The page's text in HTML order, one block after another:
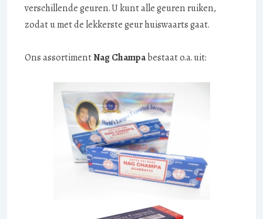
verschillende geuren. U kunt alle geuren ruiken,
zodat u met de lekkerste geur huiswaarts gaat.
Ons assortimentNag Champabestaat o.a. uit: